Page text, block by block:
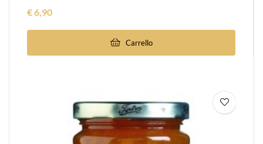
Prezzo
€ 6,90
Carrello